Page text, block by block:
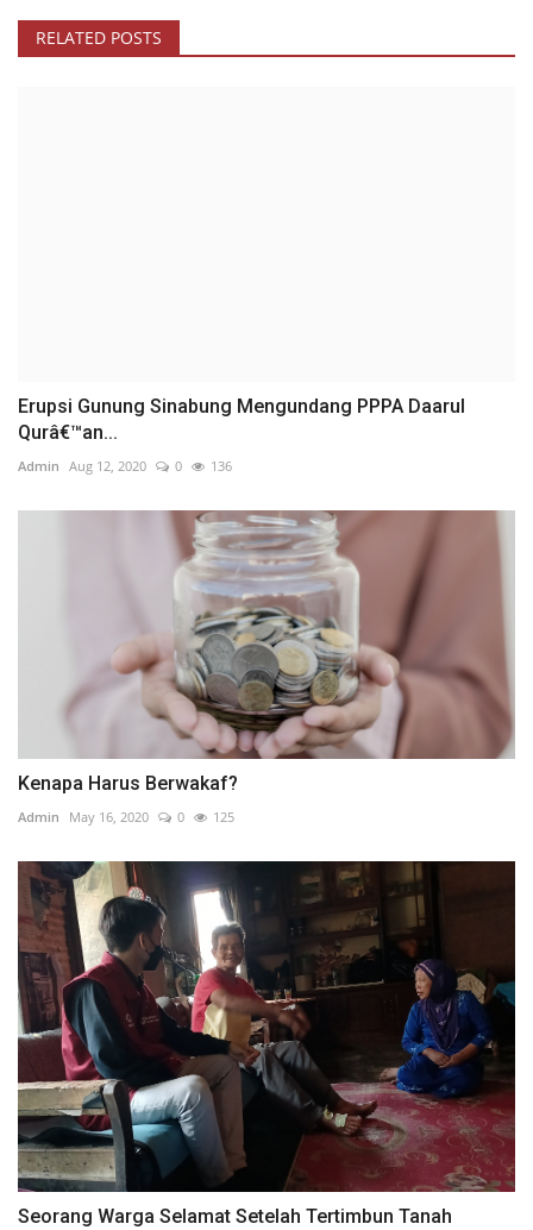
RELATED POSTS
Erupsi Gunung Sinabung Mengundang PPPA Daarul
Qurâ€™an...
Admin Aug 12, 2020 0 136
Kenapa Harus Berwakaf?
Admin May 16, 2020 0 125
Seorang Warga Selamat Setelah Tertimbun Tanah